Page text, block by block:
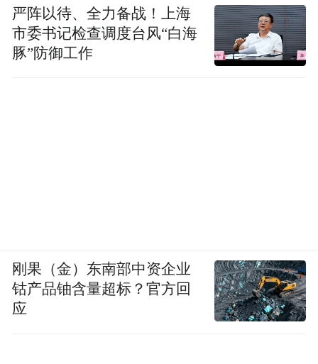
严阵以待、全力备战！上海
市委书记检查调度台风“白海
豚”防御工作
刚果（金）东南部中资企业
钴产品铀含量超标？官方回
应